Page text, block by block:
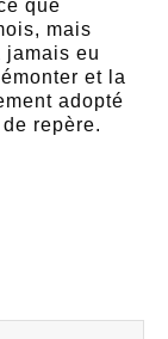
que
mais
jamais eu
et la
adopté
repère.